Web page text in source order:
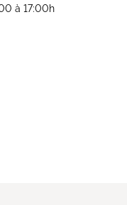
à 17:00h